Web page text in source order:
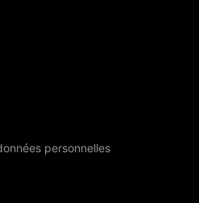
personnelles